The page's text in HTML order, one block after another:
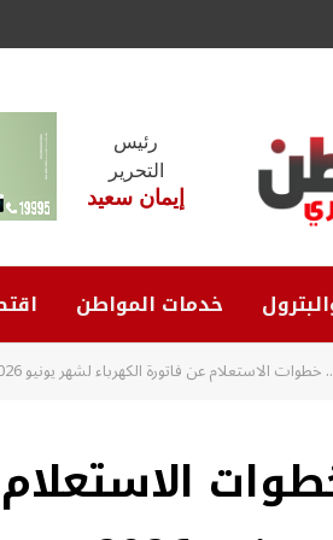
رئيس
التحرير
إيمان سعيد
خدمات المواطن
الاستعلام عن فاتورة الكهرباء لشهر يونيو 2026